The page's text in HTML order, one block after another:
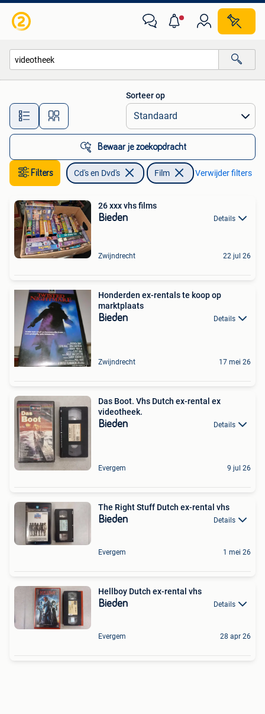
Alle afstanden…
Sorteer op
Bewaar je zoekopdracht
Filters Cd's en Dvd's Film Verwijder filters
26 xxx vhs films
Bieden Details
Zwijndrecht 22 jul 26
Honderden ex-rentals te koop op
marktplaats
Bieden Details
Zwijndrecht 17 mei 26
Das Boot. Vhs Dutch ex-rental ex
videotheek.
Bieden Details
Evergem 9 jul 26
The Right Stuff Dutch ex-rental vhs
Bieden Details
Evergem 1 mei 26
Hellboy Dutch ex-rental vhs
Bieden Details
Evergem 28 apr 26